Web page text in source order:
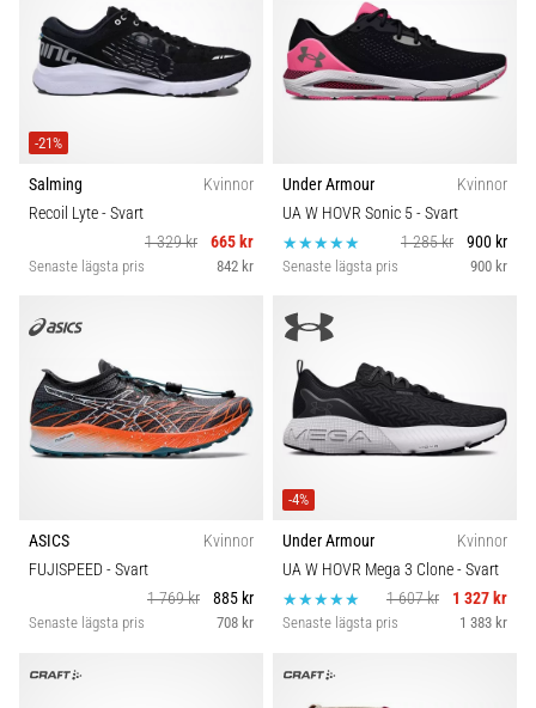
även
känt
som
iliotibialbandssyndrom
mycket
vanligt
som
drabbas
Vad…
Visa
-21%
Salming
Kvinnor
Recoil Lyte- Svart
1 329 kr
665 kr
Senaste lägsta pris 842 kr
Under Armour
Kvinnor
UA W HOVR Sonic 5- Svart
1 285 kr
900 kr
Senaste lägsta pris 900 kr
ASICS
Kvinnor
FUJISPEED - Svart
1 769 kr
885 kr
Senaste lägsta pris 708 kr
-4%
Under Armour
Kvinnor
UA W HOVR Mega 3 Clone- Svart
1 607 kr
1 327 kr
Senaste lägsta pris 1 383 kr